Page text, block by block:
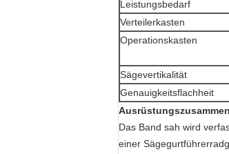
Leistungsbedarf
Verteilerkasten
Operationskasten
Sägevertikalität
Genauigkeitsflachheit
Das Band sah wird
einer